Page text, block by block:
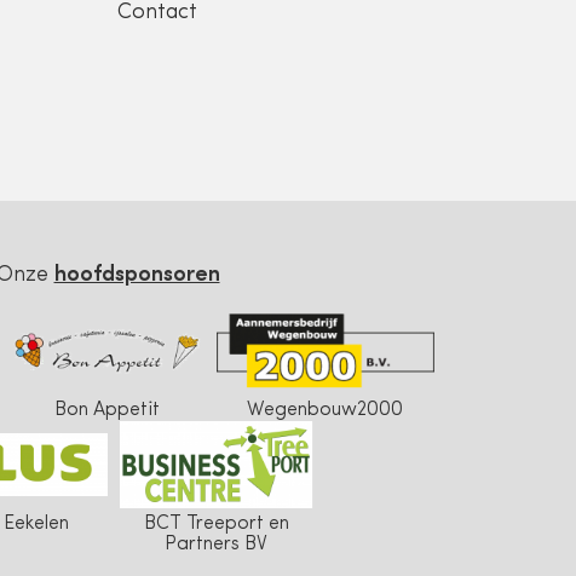
Contact
hoofdsponsoren
Bon Appetit Wegenbouw2000
BCT Treeport en
Partners BV